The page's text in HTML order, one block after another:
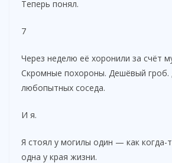
Теперь понял.
7
Через неделю её хоронили за счёт
Скромные похороны. Дешёвый гроб.
любопытных соседа.
И я.
Я стоял у могилы один — как когда-
одна у края жизни.